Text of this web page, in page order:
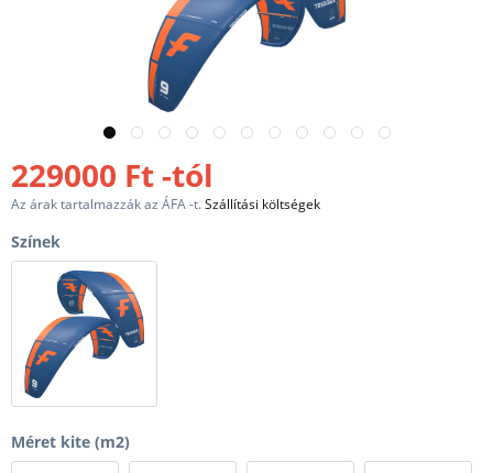
229000 Ft -tól
Az árak tartalmazzák az ÁFA -t.Szállítási költségek
Színek
Méret kite (m2)